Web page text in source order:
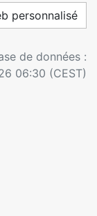
personnalisé
de données :
06:30 (CEST)